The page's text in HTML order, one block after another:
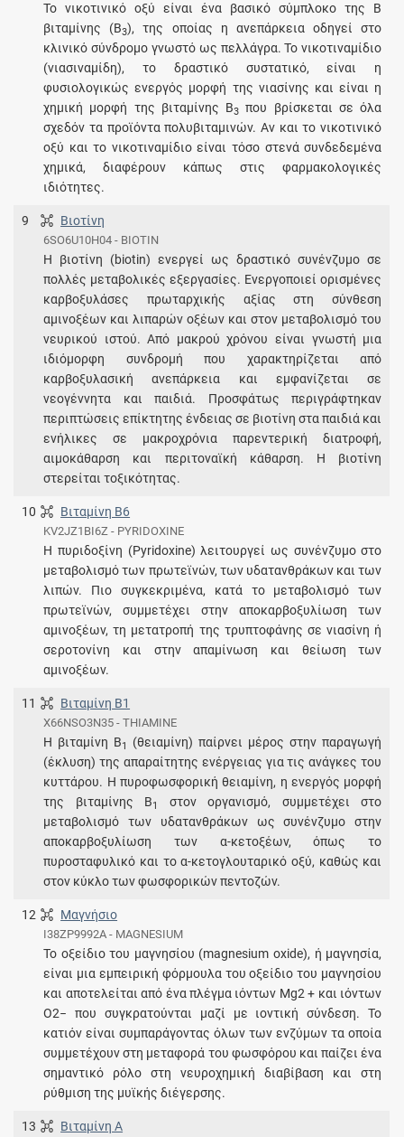
Το νικοτινικό οξύ είναι ένα βασικό σύμπλοκο της Β
βιταμίνης (Β3), της οποίας η ανεπάρκεια οδηγεί στο
κλινικό σύνδρομο γνωστό ως πελλάγρα. Το νικοτιναμίδιο
(νιασιναμίδη), το δραστικό συστατικό, είναι η
φυσιολογικώς ενεργός μορφή της νιασίνης και είναι η
χημική μορφή της βιταμίνης Β3 που βρίσκεται σε όλα
σχεδόν τα προϊόντα πολυβιταμινών. Αν και το νικοτινικό
οξύ και το νικοτιναμίδιο είναι τόσο στενά συνδεδεμένα
χημικά, διαφέρουν κάπως στις φαρμακολογικές
ιδιότητες.
9 Βιοτίνη
6SO6U10H04 - BIOTIN
Η βιοτίνη (biotin) ενεργεί ως δραστικό συνένζυμο σε
πολλές μεταβολικές εξεργασίες. Ενεργοποιεί ορισμένες
καρβοξυλάσες πρωταρχικής αξίας στη σύνθεση
αμινοξέων και λιπαρών οξέων και στον μεταβολισμό του
νευρικού ιστού. Από μακρού χρόνου είναι γνωστή μια
ιδιόμορφη συνδρομή που χαρακτηρίζεται από
καρβοξυλασική ανεπάρκεια και εμφανίζεται σε
νεογέννητα και παιδιά. Προσφάτως περιγράφτηκαν
περιπτώσεις επίκτητης ένδειας σε βιοτίνη στα παιδιά και
ενήλικες σε μακροχρόνια παρεντερική διατροφή,
αιμοκάθαρση και περιτοναϊκή κάθαρση. Η βιοτίνη
στερείται τοξικότητας.
10 Βιταμίνη Β6
KV2JZ1BI6Z - PYRIDOXINE
Η πυριδοξίνη (Pyridoxine) λειτουργεί ως συνένζυμο στο
μεταβολισμό των πρωτεϊνών, των υδατανθράκων και των
λιπών. Πιο συγκεκριμένα, κατά το μεταβολισμό των
πρωτεϊνών, συμμετέχει στην αποκαρβοξυλίωση των
αμινοξέων, τη μετατροπή της τρυπτοφάνης σε νιασίνη ή
σεροτονίνη και στην απαμίνωση και θείωση των
αμινοξέων.
11 Βιταμίνη Β1
X66NSO3N35 - THIAMINE
Η βιταμίνη Β1
(θειαμίνη) παίρνει μέρος στην παραγωγή
(έκλυση) της απαραίτητης ενέργειας για τις ανάγκες του
κυττάρου. Η πυροφωσφορική θειαμίνη, η ενεργός μορφή
της βιταμίνης Β1
στον οργανισμό, συμμετέχει στο
μεταβολισμό των υδατανθράκων ως συνένζυμο στην
αποκαρβοξυλίωση των α-κετοξέων, όπως το
πυροσταφυλικό και το α-κετογλουταρικό οξύ, καθώς και
στον κύκλο των φωσφορικών πεντοζών.
12 Μαγνήσιο
I38ZP9992A - MAGNESIUM
Το οξείδιο του μαγνησίου (magnesium oxide), ή μαγνησία,
είναι μια εμπειρική φόρμουλα του οξείδιο του μαγνησίου
και αποτελείται από ένα πλέγμα ιόντων Mg2 + και ιόντων
O2− που συγκρατούνται μαζί με ιοντική σύνδεση. Το
κατιόν είναι συμπαράγοντας όλων των ενζύμων τα οποία
συμμετέχουν στη μεταφορά του φωσφόρου και παίζει ένα
σημαντικό ρόλο στη νευροχημική διαβίβαση και στη
ρύθμιση της μυϊκής διέγερσης.
13 Βιταμίνη A